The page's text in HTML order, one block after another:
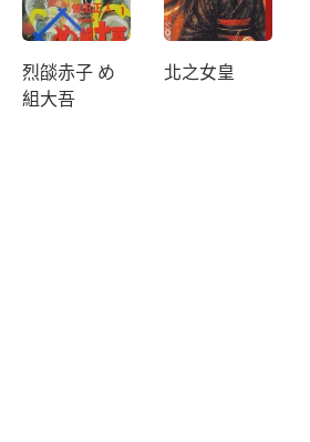
烈燄赤子 め
組大吾
北之女皇